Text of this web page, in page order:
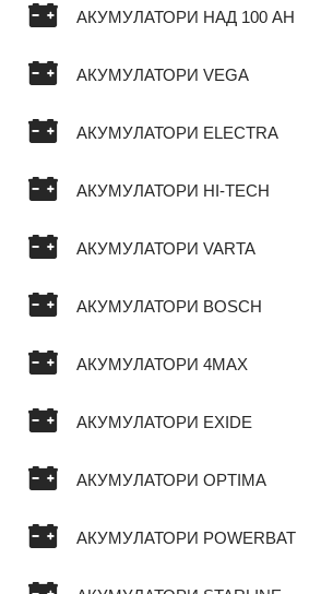
АКУМУЛАТОРИ НАД 100 AH
АКУМУЛАТОРИ VEGA
АКУМУЛАТОРИ ELECTRA
АКУМУЛАТОРИ HI-TECH
АКУМУЛАТОРИ VARTA
АКУМУЛАТОРИ BOSCH
АКУМУЛАТОРИ 4MAX
АКУМУЛАТОРИ EXIDE
АКУМУЛАТОРИ OPTIMA
АКУМУЛАТОРИ POWERBAT